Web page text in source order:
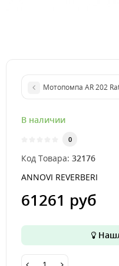
Мотопомпа AR 202
В наличии
0
Код Товара: 32176
ANNOVI REVERBERI
61261 руб